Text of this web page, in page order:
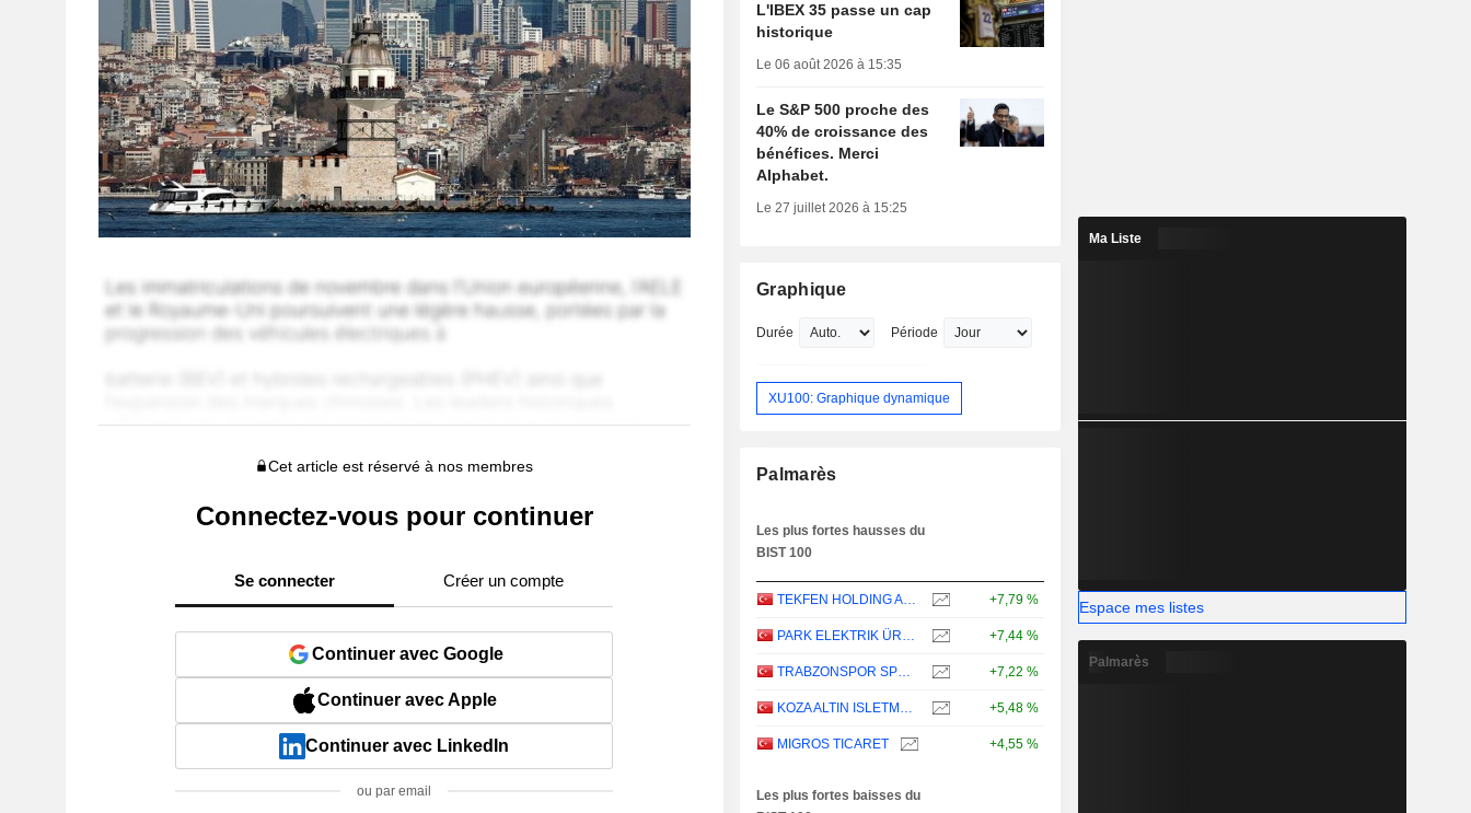
Cet article est réservé à nos membres
Connectez-vous pour continuer
Se connecter Créer un compte
Continuer avec Google
Continuer avec Apple
Continuer avec LinkedIn
ou par email
L'IBEX 35 passe un cap
historique
Le 06 août 2026 à 15:35
Le S&P 500 proche des
40% de croissance des
bénéfices. Merci
Alphabet.
Le 27 juillet 2026 à 15:25
Graphique
Durée Période
XU100: Graphique dynamique
Palmarès
Les plus fortes hausses du
BIST 100
TEKFEN HOLDING ANONIM SIRKETI +7,79 %
PARK ELEKTRIK ÜRETIM MADENCILIK SANAYI VE TICARET +7,44 %
TRABZONSPOR SPORTIF YATIRIM VE FUTBOL ISLETMECILIGI TICARET +7,22 %
KOZA ALTIN ISLETMELERI +5,48 %
MIGROS TICARET +4,55 %
Les plus fortes baisses du
Ma Liste
Espace mes listes
Palmarès